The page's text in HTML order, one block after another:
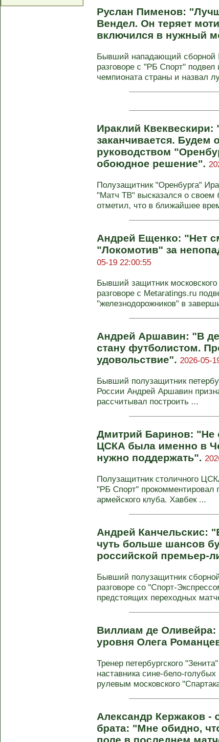
Руслан Пименов:
Вендел. Он теряет
включился в нужный
Бывший нападающий сборной
разговоре с "РБ Спорт"
чемпионата страны и назвал
Ираклий Квеквескири:
заканчивается. Будем
руководством
обоюдное решение".
Полузащитник "Оренбурга"
"Матч ТВ" высказался о
отметил, что в ближайшее
Андрей Ещенко: "Нет
"Локомотив" за
05-19 22:00:55
Бывший защитник
разговоре с Metaratings.ru
"железнодорожников" в
Андрей Аршавин: "В
стану футболистом.
удовольствие". 2026-05-
Бывший полузащитник
России Андрей Аршавин
рассчитывал построить ...
Дмитрий Баринов: "Не
ЦСКА была именно в
нужно поддержать".
Полузащитник столичного
"РБ Спорт" прокомментировал
армейского клуба. Хавбек ...
Андрей Канчельскис:
чуть больше шансов
российской премьер-
Бывший полузащитник
разговоре со "Спорт-
предстоящих переходных
Виллиам де Оливейра:
уровня Олега
Тренер петербургского
наставника сине-бело-
рулевым московского
Александр Кержаков -
брата: "Мне обидно,